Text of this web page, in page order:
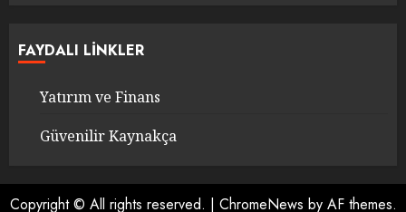
FAYDALI LINKLER
Yatırım ve Finans
Güvenilir Kaynakça
Copyright © All rights reserved. | ChromeNews by AF themes.